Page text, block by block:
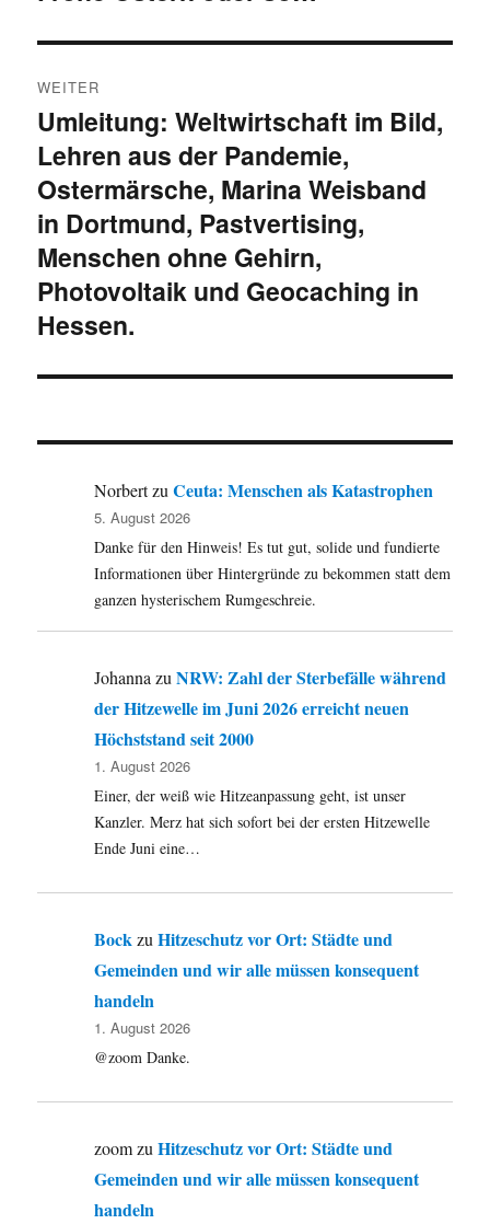
WEITER
Nächster
Beitrag:
Umleitung: Weltwirtschaft im Bild,
Lehren aus der Pandemie,
Ostermärsche, Marina Weisband
in Dortmund, Pastvertising,
Menschen ohne Gehirn,
Photovoltaik und Geocaching in
Hessen.
NorbertzuCeuta: Menschen als Katastrophen
5. August 2026
Danke für den Hinweis! Es tut gut, solide und fundierte
Informationen über Hintergründe zu bekommen statt dem
ganzen hysterischem Rumgeschreie.
Johanna zuNRW: Zahl der Sterbefälle während
der Hitzewelle im Juni 2026 erreicht neuen
Höchststand seit 2000
1. August 2026
Einer, der weiß wie Hitzeanpassung geht, ist unser
Kanzler. Merz hat sich sofort bei der ersten Hitzewelle
Ende Juni eine…
BockzuHitzeschutz vor Ort: Städte und
Gemeinden und wir alle müssen konsequent
handeln
1. August 2026
@zoom Danke.
zoomzuHitzeschutz vor Ort: Städte und
Gemeinden und wir alle müssen konsequent
handeln